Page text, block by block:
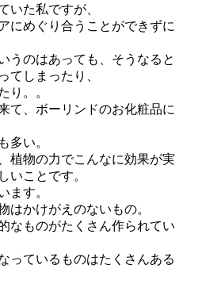
いた私ですが、
にめぐり合うことができずに
うのはあっても、そうなると
てしまったり、
り。。
て、ボーリンドのお化粧品に
多い。
植物の力でこんなに効果が実
いことです。
ます。
はかけがえのないもの。
なものがたくさん作られてい
っているものはたくさんある